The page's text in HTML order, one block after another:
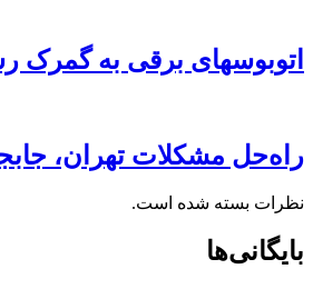
اتوبوسهای برقی به گمرک
راه‌حل مشکلات تهران،
نظرات بسته شده است.
بایگانی‌ها